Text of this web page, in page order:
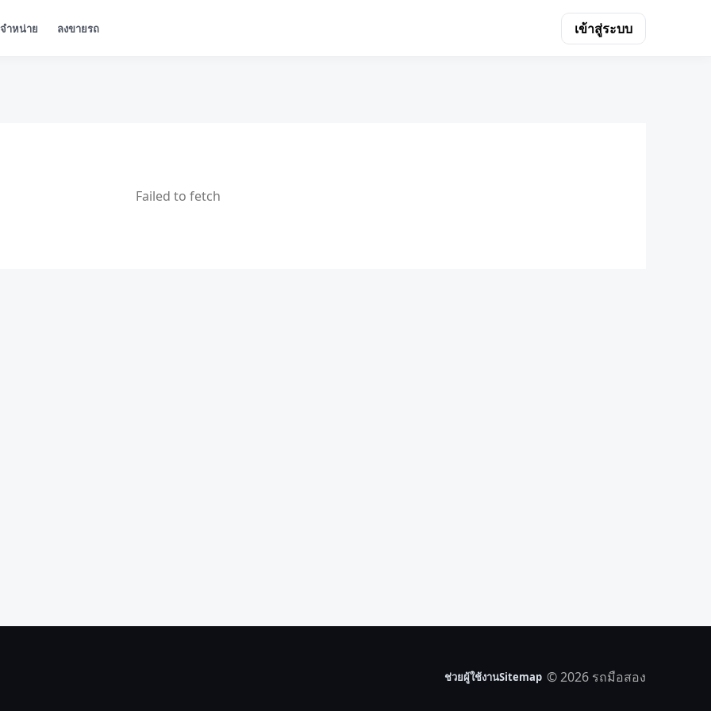
ำหน่าย ลงขายรถ เข้าสู่ระบบ
Failed to fetch
ช่วยผู้ใช้งานSitemap © 2026 รถมือสอง